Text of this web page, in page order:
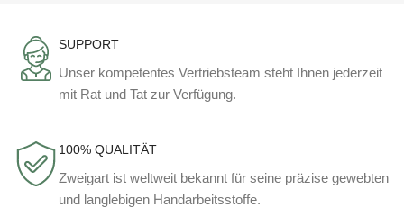
SUPPORT
Unser kompetentes Vertriebsteam steht Ihnen jederzeit
mit Rat und Tat zur Verfügung.
100% QUALITÄT
Zweigart ist weltweit bekannt für seine präzise gewebten
und langlebigen Handarbeitsstoffe.